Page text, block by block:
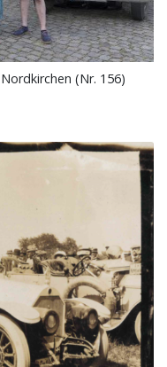
(Nr. 156)